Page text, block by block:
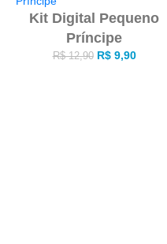
Kit Digital Pequeno
Príncipe
R$12,90 R$9,90